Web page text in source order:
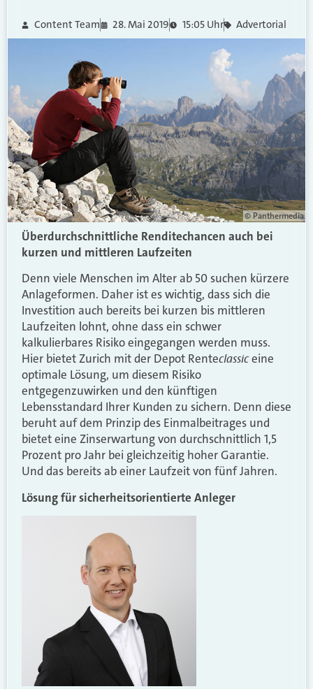
Content Team 28. Mai 2019 15:05 Uhr Advertorial
© Panthermedia
Überdurchschnittliche Renditechancen auch bei
kurzen und mittleren Laufzeiten
Denn viele Menschen im Alter ab 50 suchen kürzere
Anlageformen. Daher ist es wichtig, dass sich die
Investition auch bereits bei kurzen bis mittleren
Laufzeiten lohnt, ohne dass ein schwer
kalkulierbares Risiko eingegangen werden muss.
Hier bietet Zurich mit der Depot Renteclassiceine
optimale Lösung, um diesem Risiko
entgegenzuwirken und den künftigen
Lebensstandard Ihrer Kunden zu sichern. Denn diese
beruht auf dem Prinzip des Einmalbeitrages und
bietet eine Zinserwartung von durchschnittlich 1,5
Prozent pro Jahr bei gleichzeitig hoher Garantie.
Und das bereits ab einer Laufzeit von fünf Jahren.
Lösung für sicherheitsorientierte Anleger